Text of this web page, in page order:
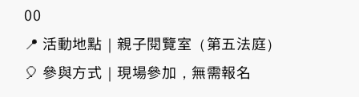
00
📍 活動地點｜親子閱覽室（第五法庭）
🎈 參與方式｜現場參加，無需報名